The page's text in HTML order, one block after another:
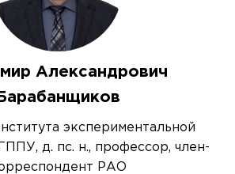
Александрович
Барабанщиков
экспериментальной
д. пс. н., профессор, член-
РАО